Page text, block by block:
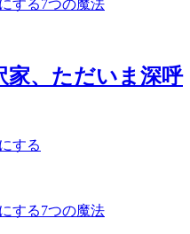
する7つの魔法
、ただいま深呼
する
する7つの魔法